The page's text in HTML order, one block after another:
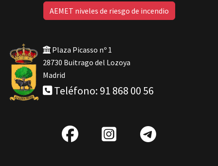
AEMET niveles de riesgo de incendio
Plaza Picasso nº 1
28730 Buitrago del Lozoya
Madrid
Teléfono: 91 868 00 56
fab
IG